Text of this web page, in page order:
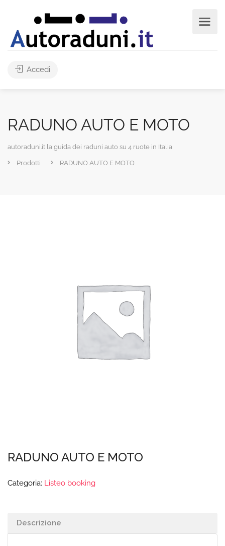
Accedi
RADUNO AUTO E MOTO
autoraduni.it la guida dei raduni auto su 4 ruote in Italia
Prodotti RADUNO AUTO E MOTO
RADUNO AUTO E MOTO
Categoria: Listeo booking
Descrizione